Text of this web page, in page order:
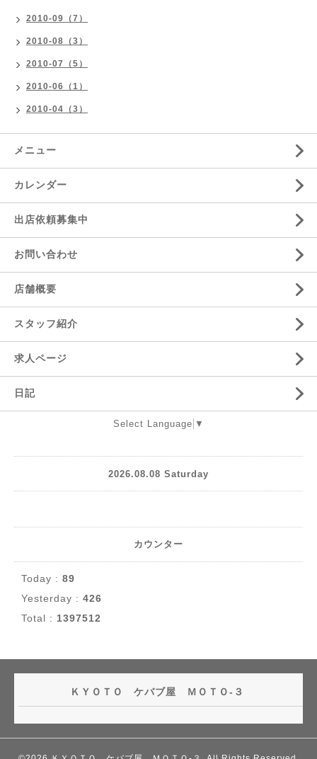
2010-09（7）
2010-08（3）
2010-07（5）
2010-06（1）
2010-04（3）
メニュー
カレンダー
出店依頼募集中
お問い合わせ
店舗概要
スタッフ紹介
求人ページ
日記
Select Language ▼
2026.08.08 Saturday
カウンター
Today : 89
Yesterday : 426
Total : 1397512
ＫＹＯＴＯ ケバブ屋 ＭＯＴＯ-３